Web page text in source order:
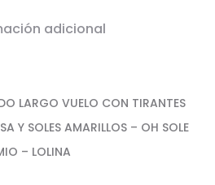
adicional
LARGO VUELO CON TIRANTES
Y SOLES AMARILLOS – OH SOLE
– LOLINA